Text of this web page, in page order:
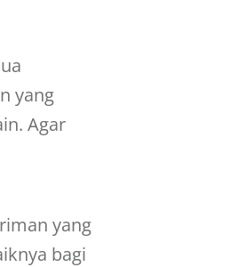
yang
Agar
yang
bagi